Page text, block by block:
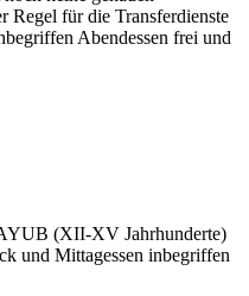
Regel für die Transferdienste
Abendessen frei und
(XII-XV Jahrhunderte)
Mittagessen inbegriffen